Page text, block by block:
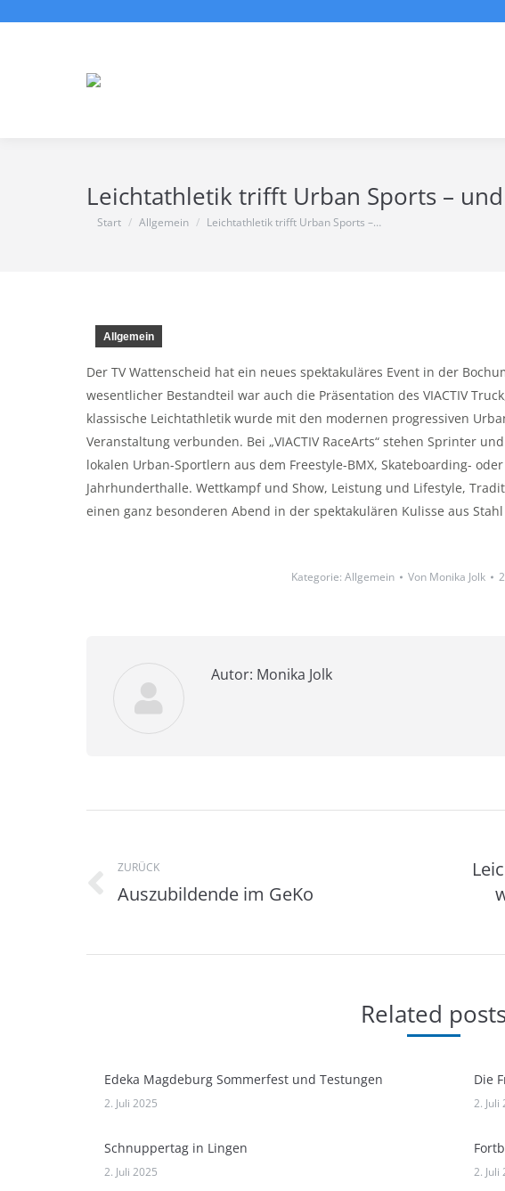
Leichtathletik trifft Urban Sports –
Sie befinden sich hier:
Start Allgemein Leichtathletik trifft Urban Sports –…
Allgemein
Der TV Wattenscheid hat ein neues spektakuläres Event in der
wesentlicher Bestandteil war auch die Präsentation des VIACTIV
klassische Leichtathletik wurde mit den modernen progressiven
Veranstaltung verbunden. Bei „VIACTIV RaceArts“ stehen Sprinter
lokalen Urban-Sportlern aus dem Freestyle-BMX, Skateboarding-
Jahrhunderthalle. Wettkampf und Show, Leistung und Lifestyle,
einen ganz besonderen Abend in der spektakulären Kulisse aus
Kategorie: Allgemein Von Monika Jolk
Autor: Monika Jolk
ZURÜCK
Vorheriger
Auszubildende im GeKo
Related
Edeka Magdeburg Sommerfest und Testungen
2. Juli 2025
Die
2. Juli
Schnuppertag in Lingen
2. Juli 2025 2. Juli